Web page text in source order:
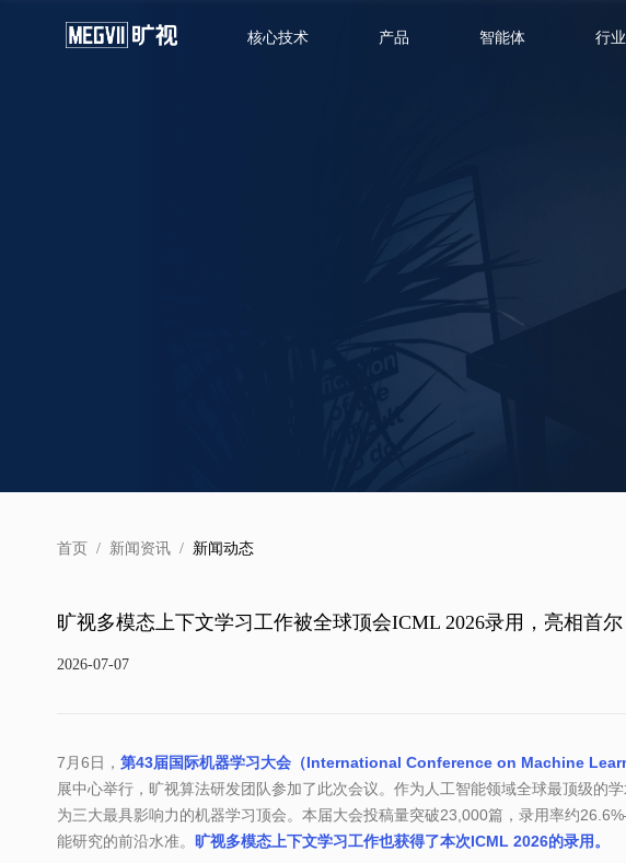
核心技术 产品 智能体 行业
首页 / 新闻资讯 / 新闻动态
旷视多模态上下文学习工作被全球顶会ICML 2026录用，亮相首尔
2026-07-07
7月6日， 第43届国际机器学习大会（International Conference on Machine
展中心举行，旷视算法研发团队参加了此次会议。作为人工智能领域全球最顶级的
为三大最具影响力的机器学习顶会。本届大会投稿量突破23,000篇，录用率约
能研究的前沿水准。 旷视多模态上下文学习工作也获得了本次ICML 2026的录用。